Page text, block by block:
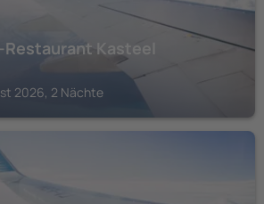
Kasteel
2026, 2 Nächte